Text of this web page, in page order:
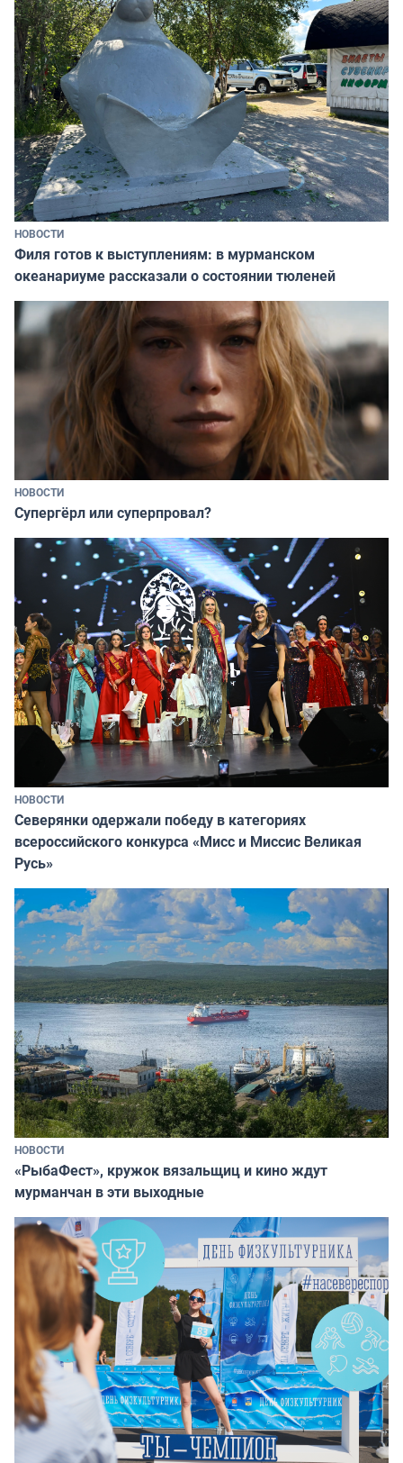
НОВОСТИ
Филя готов к выступлениям: в мурманском
океанариуме рассказали о состоянии тюленей
НОВОСТИ
Супергёрл или суперпровал?
НОВОСТИ
Северянки одержали победу в категориях
всероссийского конкурса «Мисс и Миссис Великая
Русь»
НОВОСТИ
«РыбаФест», кружок вязальщиц и кино ждут
мурманчан в эти выходные